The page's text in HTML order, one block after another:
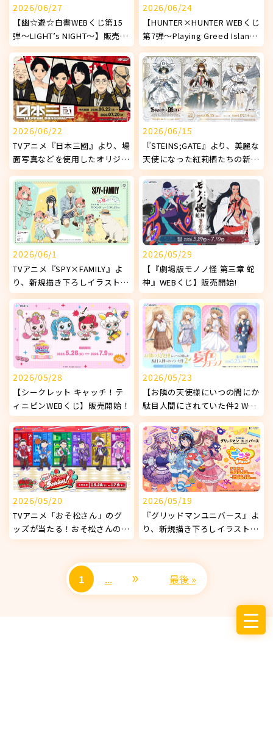
2026/06/27
【幽☆遊☆白書WEBくじ第15
弾～LIGHT’s NIGHT～】販売開
始!
2026/06/24
【HUNTER×HUNTER WEBくじ
第7弾～Playing Greed Island!
～】販売開始！
2026/06/22
TVアニメ『日本三國』より、場
面写真などを使用したオリジナ
ルグッズが発売決定！
2026/06/15
『STEINS;GATE』より、美麗な
天使になった紅莉栖たちの新オ
リジナルグッズが発売決定！
2026/06/1
TVアニメ『SPY×FAMILY』よ
り、新規描き下ろしイラストを
使用したオリジナルグッズが発
売決定！
2026/05/29
【『劇場版モノノ怪 第三章 蛇
神』WEBくじ】販売開始!
2026/05/28
【シークレット キャッチ！テ
ィニピンWEBくじ】販売開始！
2026/05/23
【お隣の天使様にいつの間にか
駄目人間にされていた件2 WEB
くじ ～夏色スナップ～】販売
開始!
2026/05/20
TVアニメ「おそ松さん」のグ
ッズが当たる！おそ松さんの
WEBくじ 第29弾 『Our Free
2026/05/19
『グリッドマンユニバース』よ
り、新規描き下ろしイラストを
使用したオリジナルグッズが発
1 ... » 最後 »